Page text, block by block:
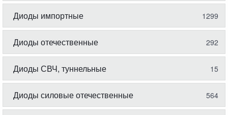
Диоды импортные 1299
Диоды отечественные 292
Диоды СВЧ, туннельные 15
Диоды силовые отечественные 564